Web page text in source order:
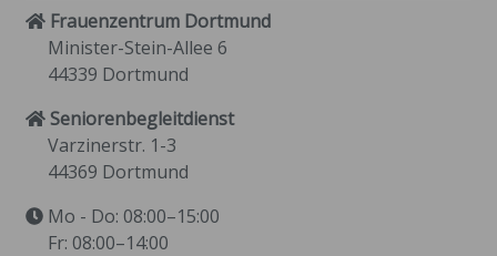
Frauenzentrum Dortmund
Minister-Stein-Allee 6
44339 Dortmund
Seniorenbegleitdienst
Varzinerstr. 1-3
44369 Dortmund
Mo - Do: 08:00–15:00
Fr: 08:00–14:00